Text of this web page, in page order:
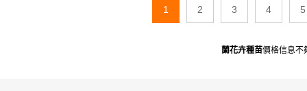
1 2 3 4 5
蘭花卉種苗價格信息不